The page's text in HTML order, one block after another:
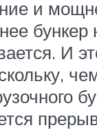
и
бункер
И